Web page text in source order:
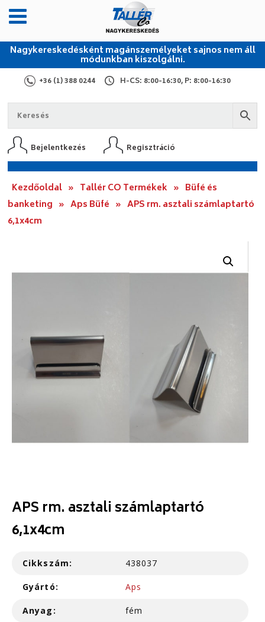
Nagykereskedésként magánszemélyeket sajnos nem áll
módunkban kiszolgálni.
+36 (1) 388 0244 H-CS: 8:00-16:30, P: 8:00-16:30
Bejelentkezés Regisztráció
Kezdőoldal » Tallér CO Termékek » Büfé és
banketing » Aps Büfé » APS rm. asztali számlaptartó
6,1x4cm
APS rm. asztali számlaptartó
6,1x4cm
Cikkszám: 438037
Gyártó: Aps
Anyag: fém